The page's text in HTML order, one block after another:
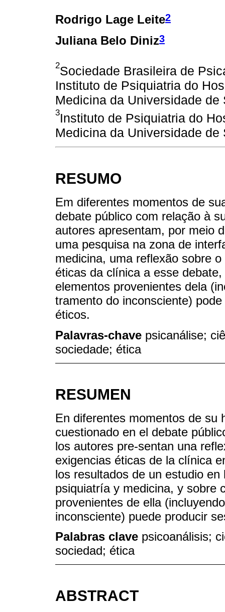
Rodrigo Lage Leite2
Juliana Belo Diniz3
2Sociedade Brasileira de
Instituto de Psiquiatria do
Medicina da Universidade
3Instituto de Psiquiatria do
Medicina da Universidade
RESUMO
Em diferentes momentos de
debate público com relação à
autores apresentam, por meio
uma pesquisa na zona de
medicina, uma reflexão sobre
éticas da clínica a esse
elementos provenientes dela
tramento do inconsciente)
éticos.
Palavras-chave psicanálise;
sociedade; ética
RESUMEN
En diferentes momentos de su
cuestionado en el debate
los autores pre-sentan una
exigencias éticas de la clínica
los resultados de un estudio
psiquiatría y medicina, y sobre
provenientes de ella
inconsciente) puede producir
Palabras clave psicoanálisis;
sociedad; ética
ABSTRACT